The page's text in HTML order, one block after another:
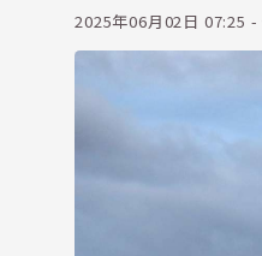
2025年06月02日 07:25